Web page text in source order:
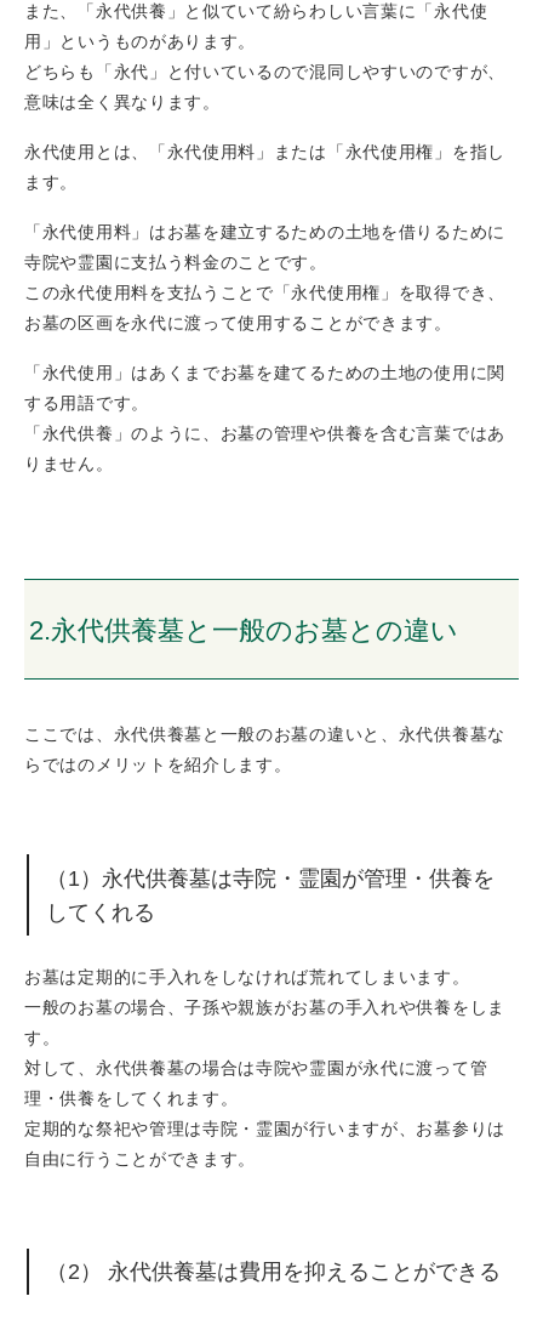
また、「永代供養」と似ていて紛らわしい言葉に「永代使
用」というものがあります。
どちらも「永代」と付いているので混同しやすいのですが、
意味は全く異なります。
永代使用とは、「永代使用料」または「永代使用権」を指し
ます。
「永代使用料」はお墓を建立するための土地を借りるために
寺院や霊園に支払う料金のことです。
この永代使用料を支払うことで「永代使用権」を取得でき、
お墓の区画を永代に渡って使用することができます。
「永代使用」はあくまでお墓を建てるための土地の使用に関
する用語です。
「永代供養」のように、お墓の管理や供養を含む言葉ではあ
りません。
2.永代供養墓と一般のお墓との違い
ここでは、永代供養墓と一般のお墓の違いと、永代供養墓な
らではのメリットを紹介します。
（1）永代供養墓は寺院・霊園が管理・供養を
してくれる
お墓は定期的に手入れをしなければ荒れてしまいます。
一般のお墓の場合、子孫や親族がお墓の手入れや供養をしま
す。
対して、永代供養墓の場合は寺院や霊園が永代に渡って管
理・供養をしてくれます。
定期的な祭祀や管理は寺院・霊園が行いますが、お墓参りは
自由に行うことができます。
（2） 永代供養墓は費用を抑えることができる